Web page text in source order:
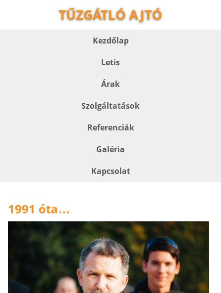
TŰZGÁTLÓ AJTÓ
Kezdőlap
Letis
Árak
Szolgáltatások
Referenciák
Galéria
Kapcsolat
1991 óta…